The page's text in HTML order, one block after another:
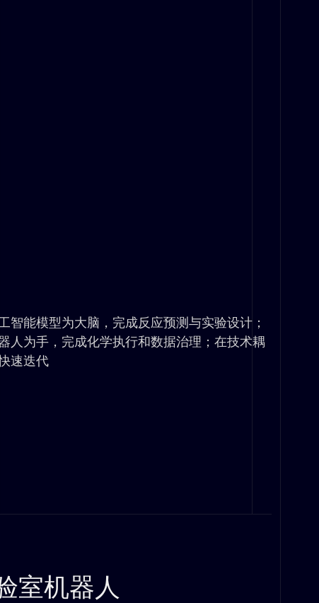
智能模型为大脑，完成反应预测与实验设计；
人为手，完成化学执行和数据治理；在技术耦
速迭代
室机器人